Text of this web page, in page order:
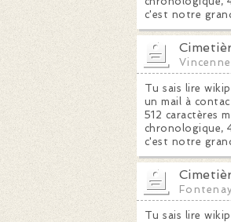
c'est notre
Tu sais lire
un mail à
512 caractères
chronologique,
c'est notre
Tu sais lire